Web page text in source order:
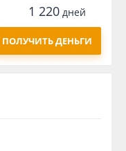
1 220дней
ПОЛУЧИТЬ ДЕНЬГИ